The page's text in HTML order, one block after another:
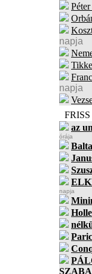
napja
napja
az
órája
napja